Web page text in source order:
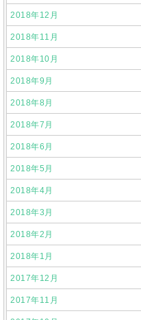
2018年12月
2018年11月
2018年10月
2018年9月
2018年8月
2018年7月
2018年6月
2018年5月
2018年4月
2018年3月
2018年2月
2018年1月
2017年12月
2017年11月